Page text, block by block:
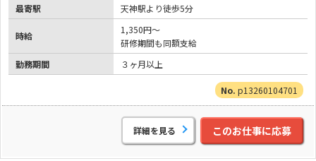
最寄駅
天神駅より徒歩5分
時給
1,350円～
研修期間も同額支給
勤務期間
３ヶ月以上
p13260104701
詳細を見る このお仕事に応募